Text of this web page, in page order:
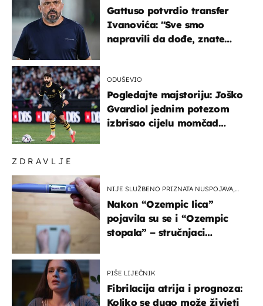
ZDRAVLJE
NIJE SLUŽBENO PRIZNATA NUSPOJAVA,
Nakon “Ozempic lica”
pojavila su se i “Ozempic
stopala” – stručnjaci
PIŠE LIJEČNIK
Fibrilacija atrija i prognoza:
Koliko se dugo može živjeti
Gattuso potvrdio transfer
Ivanovića: "Sve smo
napravili da dođe, znate
ODUŠEVIO
Pogledajte majstoriju: Joško
Gvardiol jednim potezom
izbrisao cijelu momčad